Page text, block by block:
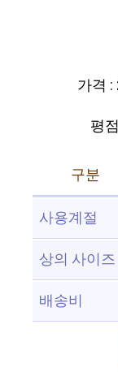
가격 :
평
구분
사용계절
상의 사이즈
배송비